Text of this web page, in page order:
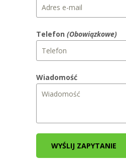
Telefon (Obowiązkowe)
Wiadomość
WYŚLIJ ZAPYTANIE